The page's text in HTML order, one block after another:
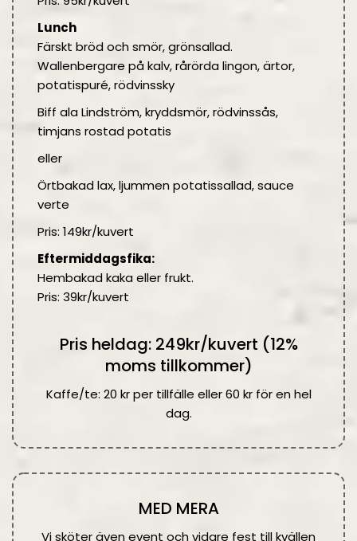
Lunch
Färskt bröd och smör, grönsallad.
Wallenbergare på kalv, rårörda lingon, ärtor,
potatispuré, rödvinssky
Biff ala Lindström, kryddsmör, rödvinssås,
timjans rostad potatis
eller
Örtbakad lax, ljummen potatissallad, sauce
verte
Pris: 149kr/kuvert
Eftermiddagsfika:
Hembakad kaka eller frukt.
Pris: 39kr/kuvert
Pris heldag: 249kr/kuvert (12%
moms tillkommer)
Kaffe/te: 20 kr per tillfälle eller 60 kr för en hel
dag.
MED MERA
Vi sköter även event och vidare fest till kvällen